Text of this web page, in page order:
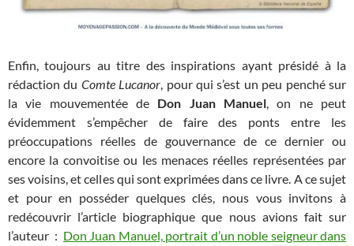
Enfin, toujours au titre des inspirations ayant présidé à la
rédaction du Comte Lucanor, pour qui s’est un peu penché sur
la vie mouvementée de Don Juan Manuel, on ne peut
évidemment s’empêcher de faire des ponts entre les
préoccupations réelles de gouvernance de ce dernier ou
encore la convoitise ou les menaces réelles représentées par
ses voisins, et celles qui sont exprimées dans ce livre. A ce sujet
et pour en posséder quelques clés, nous vous invitons à
redécouvrir l’article biographique que nous avions fait sur
l’auteur : Don Juan Manuel, portrait d’un noble seigneur dans